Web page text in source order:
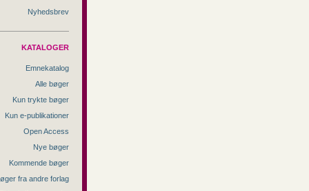
Nyhedsbrev
KATALOGER
Emnekatalog
Alle bøger
Kun trykte bøger
Kun e-publikationer
Open Access
Nye bøger
Kommende bøger
fra andre forlag